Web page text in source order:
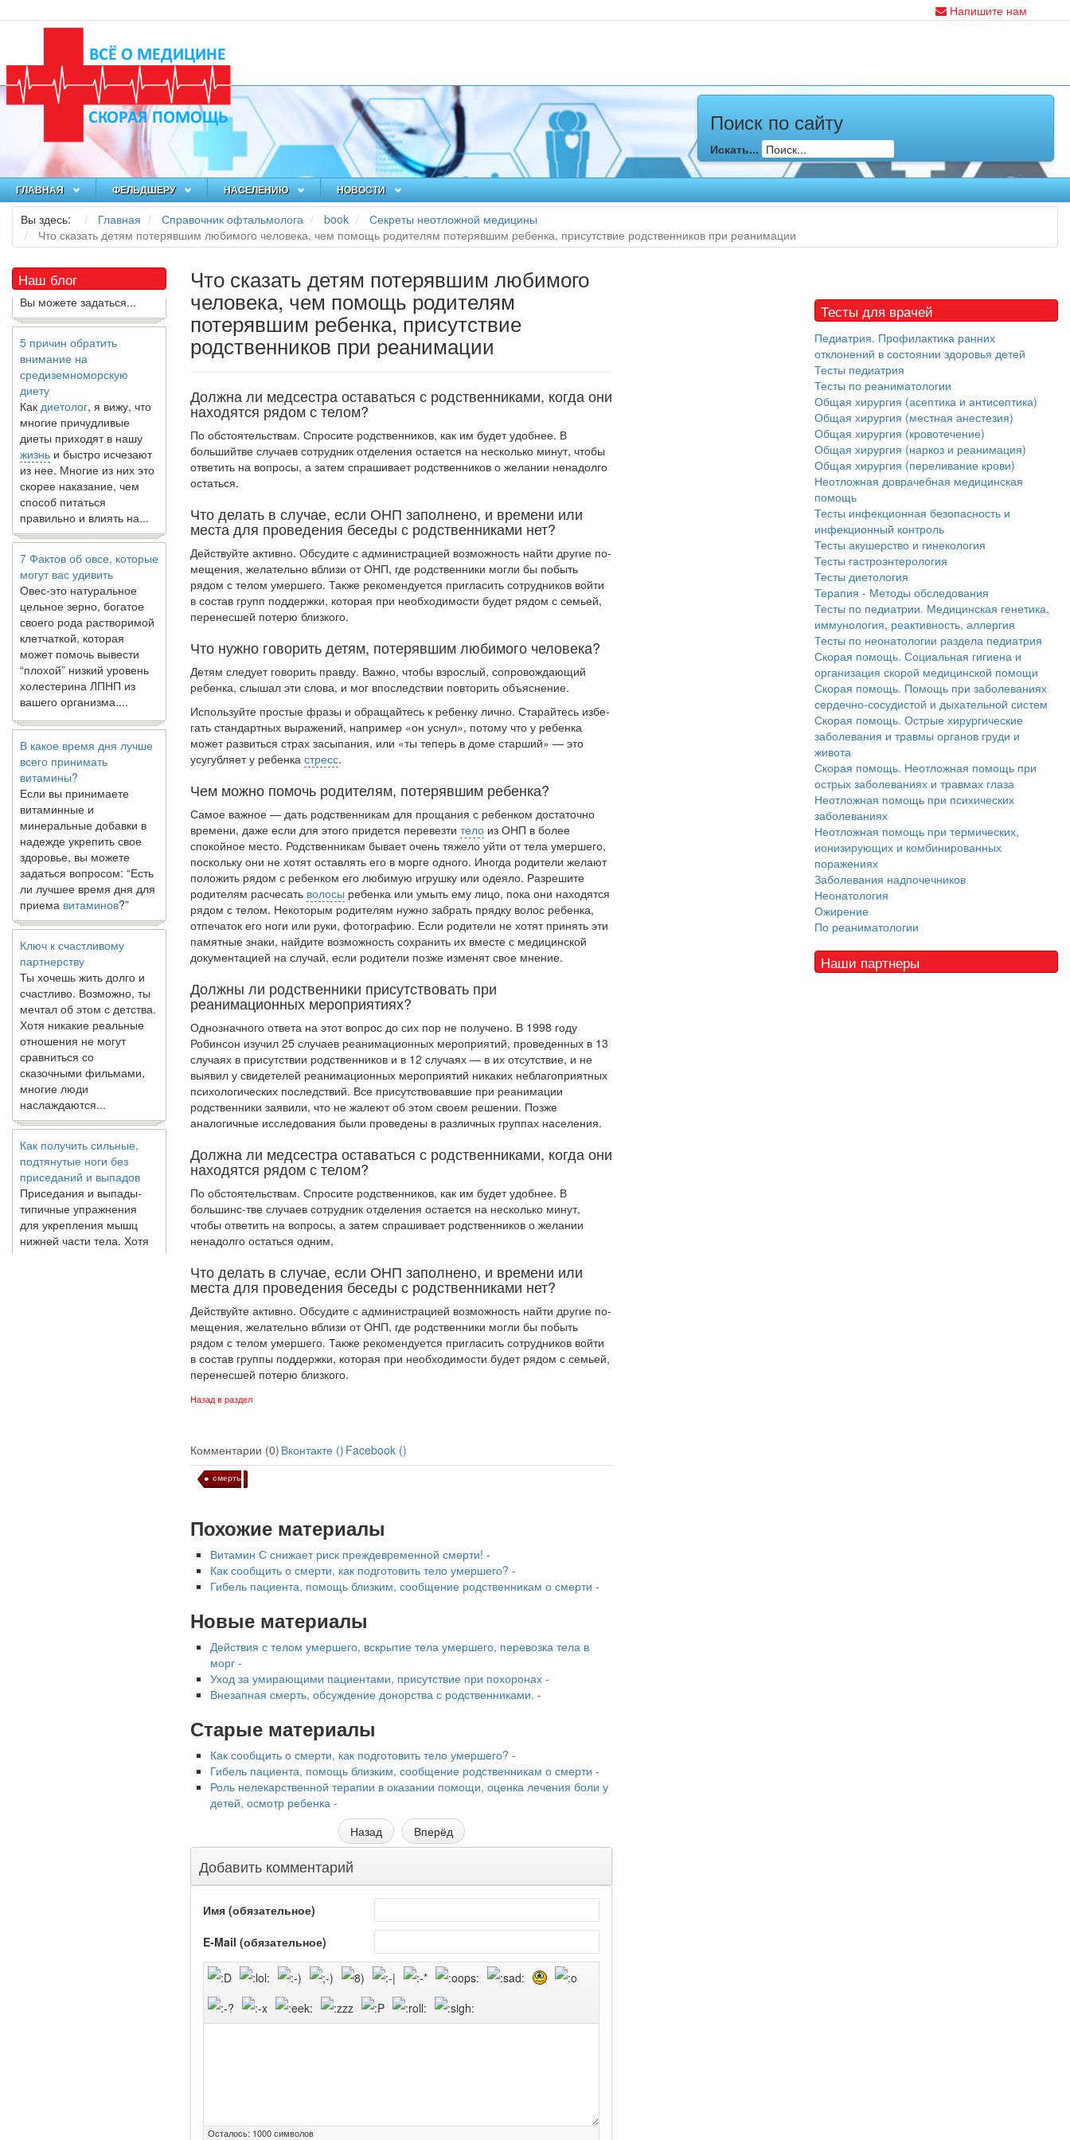
Напишите нам
Поиск по сайту
Искать...
ГЛАВНАЯ ФЕЛЬДШЕРУ НАСЕЛЕНИЮ НОВОСТИ
Вы здесь: Главная Справочник офтальмолога book
Секреты неотложной медицины
Что сказать детям потерявшим любимого человека, чем помощь родителям потерявшим ребенка, присутствие родственников при реанимации
Наш блог
Как я заболел во время
локдауна?
Это странная ситуация:
вы соблюдали все меры
предосторожности
COVID-19 (вы почти все
время дома), но, тем не
образом простудились.
Вы можете задаться...
5 причин обратить
внимание на
средиземноморскую
диету
Какдиетолог
многие причудливые
диеты приходят в нашу
жизньи быстро исчезают
из нее. Многие из них это
скорее наказание, чем
способ питаться
правильно и влиять на...
7 Фактов об овсе, которые
могут вас удивить
Овес-это натуральное
цельное зерно, богатое
своего рода растворимой
клетчаткой, которая
может помочь вывести
“плохой” низкий уровень
холестерина ЛПНП из
вашего организма....
В какое время дня лучше
всего принимать
витамины?
Если вы принимаете
витаминные и
минеральные добавки в
надежде укрепить свое
здоровье, вы можете
задаться вопросом: “Есть
ли лучшее время дня для
приемавитаминов?”
Ключ к счастливому
партнерству
Ты хочешь жить долго и
счастливо. Возможно, ты
мечтал об этом с детства.
Хотя никакие реальные
отношения не могут
сравниться со
сказочными фильмами,
многие люди
наслаждаются...
Как получить сильные,
подтянутые ноги без
приседаний и выпадов
Приседания и выпады-
типичные упражнения
для укрепления мышц
нижней части тела. Хотя
они чрезвычайно
Что сказать детям потерявшим любимого
человека, чем помощь родителям
потерявшим ребенка, присутствие
родственников при реанимации
Должна ли медсестра оставаться с родственниками, когда они
находятся ря­дом с телом?
По обстоятельствам. Спросите родственников, как им будет удобнее. В
большийтве случаев сотрудник отделения остается на несколько минут, чтобы
ответить на вопросы, а затем спрашивает родственников о желании ненадолго
остаться.
Что делать в случае, если ОНП заполнено, и времени или
места для проведе­ния беседы с родственниками нет?
Действуйте активно. Обсудите с администрацией возможность найти другие по­
мещения, желательно вблизи от ОНП, где родственники могли бы побыть
рядом с те­лом умершего. Также рекомендуется пригласить сотрудников войти
в состав групп поддержки, которая при необходимости будет рядом с семьей,
перенесшей потерю близкого.
Что нужно говорить детям, потерявшим любимого человека?
Детям следует говорить правду. Важно, чтобы взрослый, сопровождающий
ребен­ка, слышал эти слова, и мог впоследствии повторить объяснение.
Используйте простые фразы и обращайтесь к ребенку лично. Старайтесь избе­
гать стандартных выражений, например «он уснул», потому что у ребенка
может раз­виться страх засыпания, или «ты теперь в доме старший» — это
усугубляет у ребенка стресс.
Чем можно помочь родителям, потерявшим ребенка?
Самое важное — дать родственникам для прощания с ребенком достаточно
време­ни, даже если для этого придется перевезти тело из ОНП в более
спокойное место. Родственникам бывает очень тяжело уйти от тела умершего,
поскольку они не хотят оставлять его в морге одного. Иногда родители желают
положить рядом с ребенком его любимую игрушку или одеяло. Разрешите
родителям расчесать волосы ребенка или умыть ему лицо, пока они находятся
рядом с телом. Некоторым родителям нуж­но забрать прядку волос ребенка,
отпечаток его ноги или руки, фотографию. Если родители не хотят принять эти
памятные знаки, найдите возможность сохранить их вместе с медицинской
документацией на случай, если родители позже изменят свое мнение.
Должны ли родственники присутствовать при
реанимационных мероприятиях?
Однозначного ответа на этот вопрос до сих пор не получено. В 1998 году
Робин­сон изучил 25 случаев реанимационных мероприятий, проведенных в 13
случаях в присутствии родственников и в 12 случаях — в их отсутствие, и не
выявил у сви­детелей реанимационных мероприятий никаких неблагоприятных
психологических последствий. Все присутствовавшие при реанимации
родственники заявили, что не жалеют об этом своем решении. Позже
аналогичные исследования были проведе­ны в различных группах населения.
Должна ли медсестра оставаться с родственниками, когда они
находятся рядом с телом?
По обстоятельствам. Спросите родственников, как им будет удобнее. В
большинс-тве случаев сотрудник отделения остается на несколько минут,
чтобы ответить на вопросы, а затем спрашивает родственников о желании
ненадолго остаться одним,
Что делать в случае, если ОНП заполнено, и времени или
места для проведения беседы с родственниками нет?
Действуйте активно. Обсудите с администрацией возможность найти другие по­
мещения, желательно вблизи от ОНП, где родственники могли бы побыть
рядом с те­лом умершего. Также рекомендуется пригласить сотрудников войти
в состав группы поддержки, которая при необходимости будет рядом с семьей,
перенесшей потерю близкого.
Назад в раздел
Комментарии (0) Вконтакте () Facebook ()
смерть
Похожие материалы
Витамин С снижает риск преждевременной смерти! -
Как сообщить о смерти, как подготовить тело умершего? -
Гибель пациента, помощь близким, сообщение родственникам о смерти -
Новые материалы
Действия с телом умершего, вскрытие тела умершего, перевозка тела в
морг -
Уход за умирающими пациентами, присутствие при похоронах -
Внезапная смерть, обсуждение донорства с родственниками. -
Старые материалы
Как сообщить о смерти, как подготовить тело умершего? -
Гибель пациента, помощь близким, сообщение родственникам о смерти -
Роль нелекарственной терапии в оказании помощи, оценка лечения боли у
детей, осмотр ребенка -
Назад
Вперёд
Добавить комментарий
Имя (обязательное)
E-Mail (обязательное)
Осталось: 1000символов
Тесты для врачей
Педиатрия. Профилактика ранних
отклонений в состоянии здоровья детей
Тесты педиатрия
Тесты по реаниматологии
Общая хирургия (асептика и антисептика)
Общая хирургия (местная анестезия)
Общая хирургия (кровотечение)
Общая хирургия (наркоз и реанимация)
Общая хирургия (переливание крови)
Неотложная доврачебная медицинская
помощь
Тесты инфекционная безопасность и
инфекционный контроль
Тесты акушерство и гинекология
Тесты гастроэнтерология
Тесты диетология
Терапия - Методы обследования
Тесты по педиатрии. Медицинская генетика,
иммунология, реактивность, аллергия
Тесты по неонатологии раздела педиатрия
Скорая помощь. Социальная гигиена и
организация скорой медицинской помощи
Скорая помощь. Помощь при заболеваниях
сердечно-сосудистой и дыхательной систем
Скорая помощь. Острые хирургические
заболевания и травмы органов груди и
живота
Скорая помощь. Неотложная помощь при
острых заболеваниях и травмах глаза
Неотложная помощь при психических
заболеваниях
Неотложная помощь при термических,
ионизирующих и комбинированных
поражениях
Заболевания надпочечников
Неонатология
Ожирение
По реаниматологии
Наши партнеры